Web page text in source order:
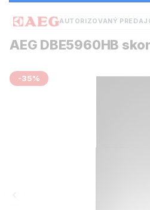
-35%
AUTORIZOVANÝ
AEG DBE5960HB